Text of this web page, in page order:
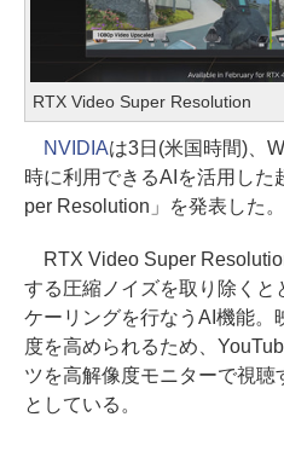
RTX Video Super Resolution
NVIDIAは3日(米国時間)、
時に利用できるAIを活用し
per Resolution」を発表した。
RTX Video Super
する圧縮ノイズを取り除くと
ケーリングを行なうAI機能。
度を高められるため、
ツを高解像度モニターで視聴
としている。